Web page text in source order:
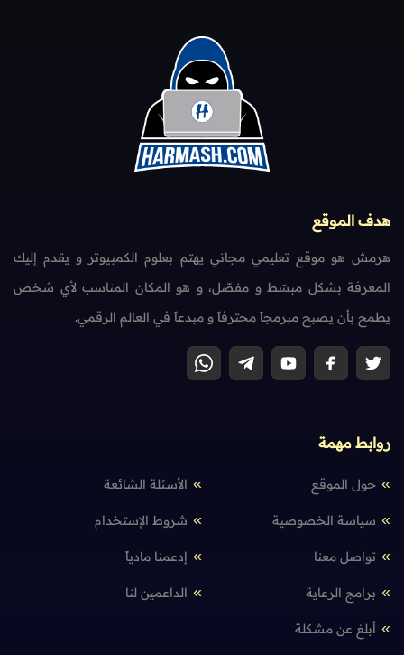
هدف الموقع
هرمش هو موقع تعليمي مجاني يهتم بعلوم الكمبيوتر و يقدم إليك
المعرفة بشكل مبسّط و مفصّل، و هو المكان المناسب لأي شخص
يطمح بأن يصبح مبرمجاً محترفاً و مبدعاً في العالم الرقمي.
روابط مهمة
حول الموقع الأسئلة الشائعة
سياسة الخصوصية شروط الإستخدام
تواصل معنا إدعمنا مادياً
برامج الرعاية الداعمين لنا
أبلغ عن مشكلة